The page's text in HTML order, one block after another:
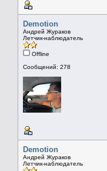
Demotion
Андрей Жураков
Летчик-наблюдатель
Offline
Сообщений: 278
Demotion
Андрей Жураков
Летчик-наблюдатель